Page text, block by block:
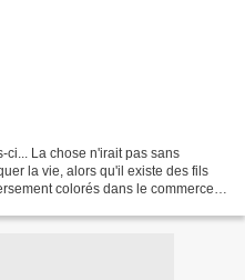
ci... La chose n'irait pas sans
la vie, alors qu'il existe des fils
colorés dans le commerce,